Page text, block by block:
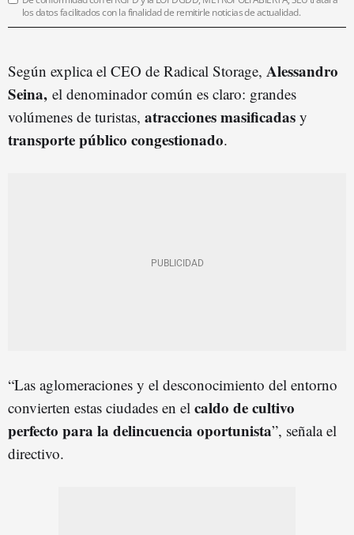
los datos facilitados con la finalidad de remitirle noticias de actualidad.
Según explica el CEO de Radical Storage, Alessandro
Seina, el denominador común es claro: grandes
volúmenes de turistas, atracciones masificadas y
transporte público congestionado.
“Las aglomeraciones y el desconocimiento del entorno
convierten estas ciudades en el caldo de cultivo
perfecto para la delincuencia oportunista”, señala el
directivo.